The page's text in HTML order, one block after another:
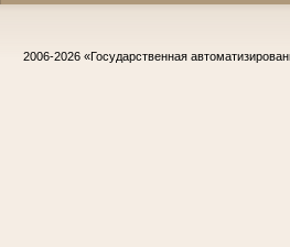
2006-2026 «Государственная